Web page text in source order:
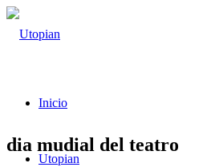
Inicio
Utopian
dia mudial del teatro